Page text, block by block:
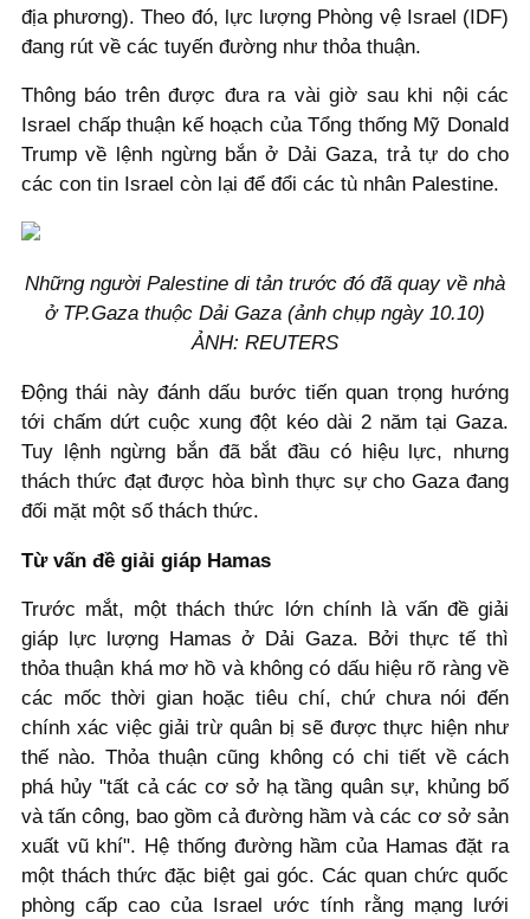
địa phương). Theo đó, lực lượng Phòng vệ Israel (IDF)
đang rút về các tuyến đường như thỏa thuận.
Thông báo trên được đưa ra vài giờ sau khi nội các
Israel chấp thuận kế hoạch của Tổng thống Mỹ Donald
Trump về lệnh ngừng bắn ở Dải Gaza, trả tự do cho
các con tin Israel còn lại để đổi các tù nhân Palestine.
Những người Palestine di tản trước đó đã quay về nhà
ở TP.Gaza thuộc Dải Gaza (ảnh chụp ngày 10.10)
ẢNH: REUTERS
Động thái này đánh dấu bước tiến quan trọng hướng
tới chấm dứt cuộc xung đột kéo dài 2 năm tại Gaza.
Tuy lệnh ngừng bắn đã bắt đầu có hiệu lực, nhưng
thách thức đạt được hòa bình thực sự cho Gaza đang
đối mặt một số thách thức.
Từ vấn đề giải giáp Hamas
Trước mắt, một thách thức lớn chính là vấn đề giải
giáp lực lượng Hamas ở Dải Gaza. Bởi thực tế thì
thỏa thuận khá mơ hồ và không có dấu hiệu rõ ràng về
các mốc thời gian hoặc tiêu chí, chứ chưa nói đến
chính xác việc giải trừ quân bị sẽ được thực hiện như
thế nào. Thỏa thuận cũng không có chi tiết về cách
phá hủy "tất cả các cơ sở hạ tầng quân sự, khủng bố
và tấn công, bao gồm cả đường hầm và các cơ sở sản
xuất vũ khí". Hệ thống đường hầm của Hamas đặt ra
một thách thức đặc biệt gai góc. Các quan chức quốc
phòng cấp cao của Israel ước tính rằng mạng lưới